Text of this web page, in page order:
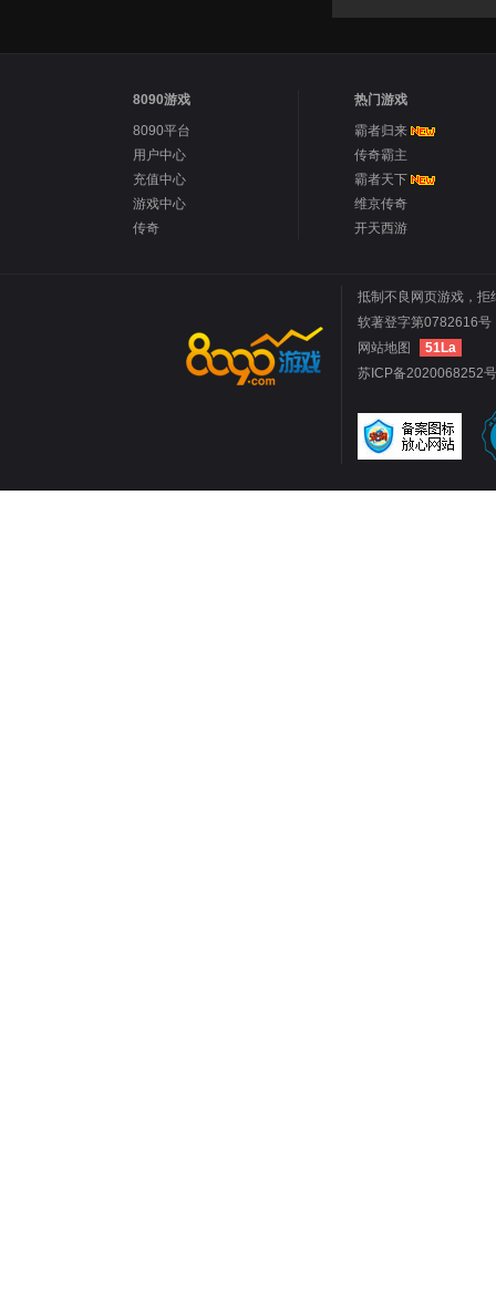
8090游戏
8090平台
用户中心
充值中心
游戏中心
传奇
热门游戏
霸者归来
传奇霸主
霸者天下
维京传奇
开天西游
抵制不良网页游戏，拒
软著登字第0782616
网站地图
51La
苏ICP备2020068252